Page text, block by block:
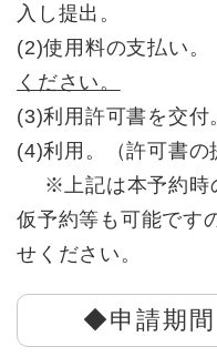
入し提出。
(2)使用料の支払い
ください。
(3)利用許可書を交付
(4)利用。（許可書の
※上記は本予約時
仮予約等も可能です
せください。
◆申請期間